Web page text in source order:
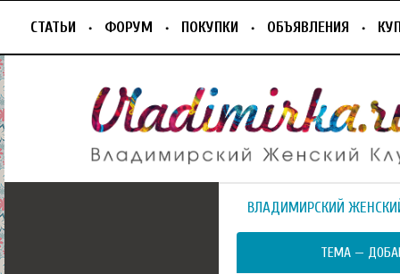
СТАТЬИ ФОРУМ ПОКУПКИ ОБЪЯВЛЕНИЯ
ВЛАДИМИРСКИЙ
ТЕМА —